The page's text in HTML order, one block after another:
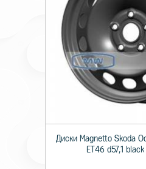
Диски Magnetto Skoda
ET46 d57,1 black